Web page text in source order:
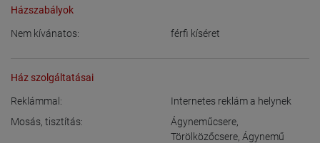
Házszabályok
Nem kívánatos: férfi kíséret
Ház szolgáltatásai
Reklámmal:
Internetes reklám a helynek
Mosás, tisztítás:
Ágyneműcsere,
Törölközőcsere, Ágynemű